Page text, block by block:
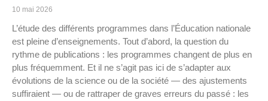
10 mai 2026
L’étude des différents programmes dans l’Éducation nationale
est pleine d’enseignements. Tout d’abord, la question du
rythme de publications : les programmes changent de plus en
plus fréquemment. Et il ne s’agit pas ici de s’adapter aux
évolutions de la science ou de la société — des ajustements
suffiraient — ou de rattraper de graves erreurs du passé : les